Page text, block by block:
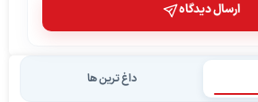
ارسال دیدگاه
داغ ترین ها